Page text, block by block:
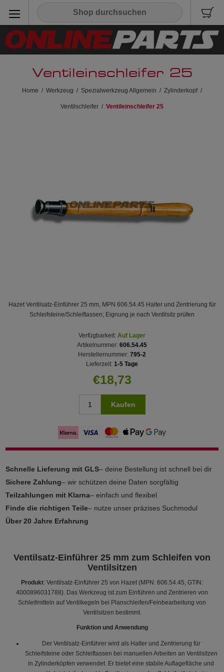
Ventileinschleifer 25
Home / Werkzeug / Spezialwerkzeug Allgemein / Zylinderkopf /
Ventilschleifer / Ventileinschleifer 25
Hazet Ventilsatz-Einführer 25 mm, MPN 606.54.45 Halter und Zentrierung für
Schleifsteine/Schleiftassen; Eignung je nach Ventilsitz prüfen
Verfügbarkeit: Auf Lager
Artikelnummer: 606.54.45
Herstellernummer: 795-2
Lieferzeit: 1-5 Tage
€18,73
Kaufen
Schnelle Lieferung mit GLS– deine Bestellung ist schnell bei dir
Sichere Zahlung– wir schützen deine Daten sorgfältig
Teilzahlungen mit Klarna– einfach und flexibel
Finde die richtigen Teile– nutze unser präzises Suchmodul
Über 20 Jahre Erfahrung
Ventilsatz-Einführer 25 mm zum Schleifen von
Ventilsitzen
Produkt: Ventilsatz-Einführer 25 von Hazet (MPN: 606.54.45, GTIN:
4000896031788). Das Werkzeug ist zum Einführen und Zentrieren von
Schleifmitteln auf Ventilkegeln bei Planschleifen/Feinbearbeitung von
Ventilsitzen bestimmt.
Funktion und Anwendung
Der Ventilsatz-Einführer wird als Halter und Zentrierung für
Schleifsteine oder Schleiftassen bei manuellen Arbeiten an Ventilsitzen
in Zylinderköpfen verwendet. Er bietet eine stabile Auflagefläche und